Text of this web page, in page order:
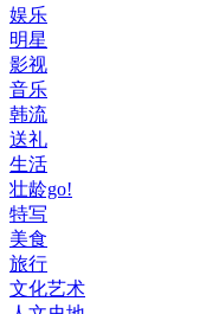
娱乐
明星
影视
音乐
韩流
送礼
生活
壮龄go!
特写
美食
旅行
文化艺术